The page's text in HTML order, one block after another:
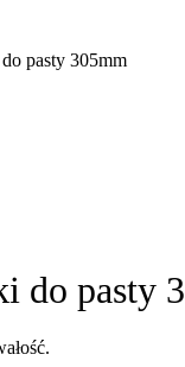
pasty 305mm
do pasty